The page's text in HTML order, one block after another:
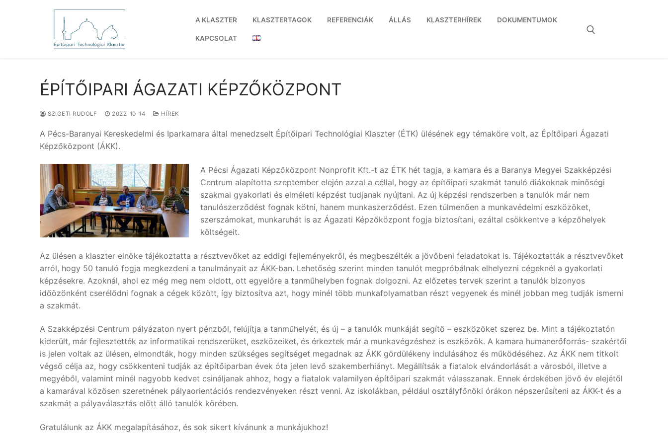
A KLASZTER KLASZTERTAGOK REFERENCIÁK ÁLLÁS KLASZTERHÍREK DOKUMENTUMOK
KAPCSOLAT
ÉPÍTŐIPARI ÁGAZATI KÉPZŐKÖZPONT
SZIGETI RUDOLF 2022-10-14 HÍREK
A Pécs-Baranyai Kereskedelmi és Iparkamara által menedzselt Építőipari Technológiai Klaszter (ÉTK) ülésének egy témaköre volt, az Építőipari Ágazati
Képzőközpont (ÁKK).
A Pécsi Ágazati Képzőközpont Nonprofit Kft.-t az ÉTK hét tagja, a kamara és a Baranya Megyei Szakképzési
Centrum alapította szeptember elején azzal a céllal, hogy az építőipari szakmát tanuló diákoknak minőségi
szakmai gyakorlati és elméleti képzést tudjanak nyújtani. Az új képzési rendszerben a tanulók már nem
tanulószerződést fognak kötni, hanem munkaszerződést. Ezen túlmenően a munkavédelmi eszközöket,
szerszámokat, munkaruhát is az Ágazati Képzőközpont fogja biztosítani, ezáltal csökkentve a képzőhelyek
költségeit.
Az ülésen a klaszter elnöke tájékoztatta a résztvevőket az eddigi fejleményekről, és megbeszélték a jövőbeni feladatokat is. Tájékoztatták a résztvevőket
arról, hogy 50 tanuló fogja megkezdeni a tanulmányait az ÁKK-ban. Lehetőség szerint minden tanulót megpróbálnak elhelyezni cégeknél a gyakorlati
képzésekre. Azoknál, ahol ez még meg nem oldott, ott egyelőre a tanműhelyben fognak dolgozni. Az előzetes tervek szerint a tanulók bizonyos
időözönként cserélődni fognak a cégek között, így biztosítva azt, hogy minél több munkafolyamatban részt vegyenek és minél jobban meg tudják ismerni
a szakmát.
A Szakképzési Centrum pályázaton nyert pénzből, felújítja a tanműhelyét, és új – a tanulók munkáját segítő – eszközöket szerez be. Mint a tájékoztatón
kiderült, már fejlesztették az informatikai rendszerüket, eszközeiket, és érkeztek már a munkavégzéshez is eszközök. A kamara humanerőforrás- szakértői
is jelen voltak az ülésen, elmondták, hogy minden szükséges segítséget megadnak az ÁKK gördülékeny indulásához és működéséhez. Az ÁKK nem titkolt
végső célja az, hogy csökkenteni tudják az építőiparban évek óta jelen levő szakemberhiányt. Megállítsák a fiatalok elvándorlását a városból, illetve a
megyéből, valamint minél nagyobb kedvet csináljanak ahhoz, hogy a fiatalok valamilyen építőipari szakmát válasszanak. Ennek érdekében jövő év elejétől
a kamarával közösen szeretnének pályaorientációs rendezvényeken részt venni. Az iskolákban, például osztályfőnöki órákon népszerűsíteni az ÁKK-t és a
szakmát a pályaválasztás előtt álló tanulók körében.
Gratulálunk az ÁKK megalapításához, és sok sikert kívánunk a munkájukhoz!